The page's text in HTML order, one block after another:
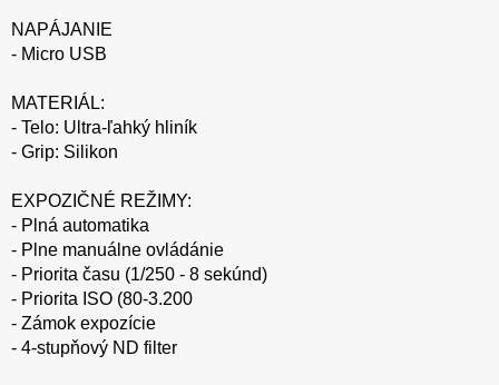
NAPÁJANIE
- Micro USB
MATERIÁL:
- Telo: Ultra-ľahký hliník
- Grip: Silikon
EXPOZIČNÉ REŽIMY:
- Plná automatika
- Plne manuálne ovládánie
- Priorita času (1/250 - 8 sekúnd)
- Priorita ISO (80-3.200
- Zámok expozície
- 4-stupňový ND filter